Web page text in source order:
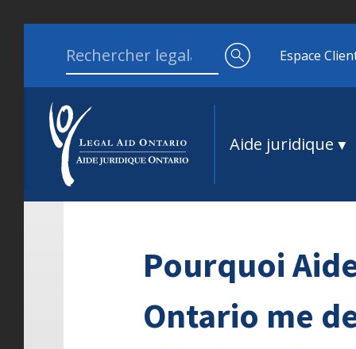
Search for:
Espace
Aide juridique
Pourquoi
Ontario me